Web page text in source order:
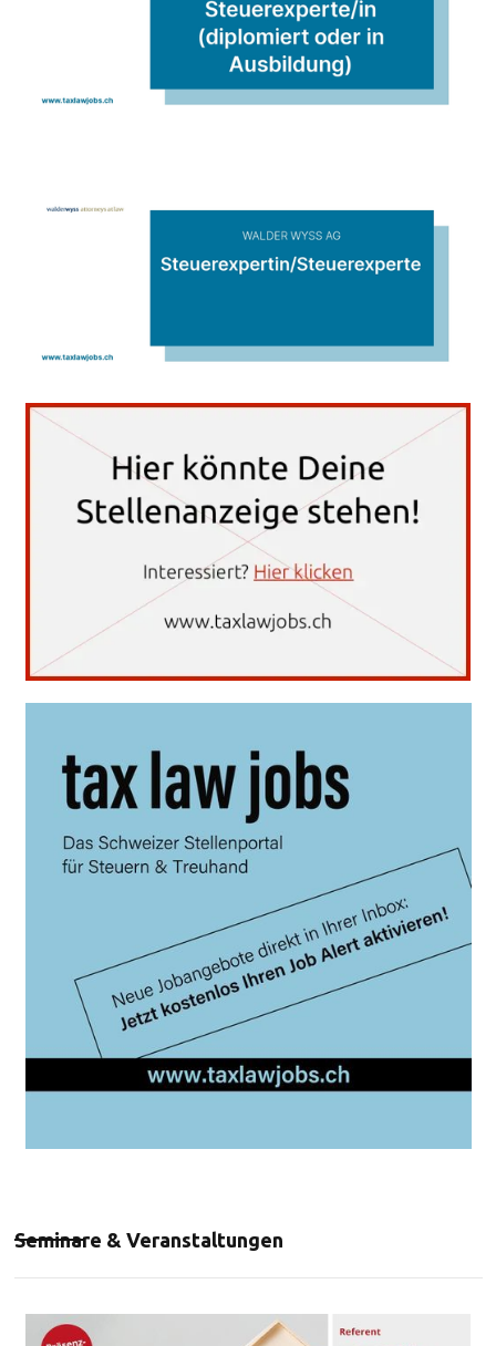
Seminare & Veranstaltungen